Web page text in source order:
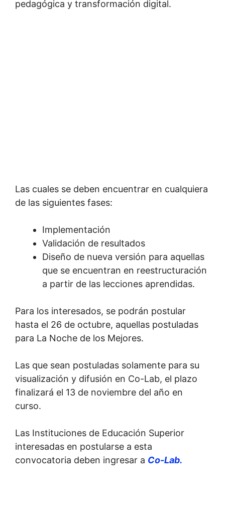
pedagógica y transformación digital.
Las cuales se deben encuentrar en cualquiera
de las siguientes fases:
Implementación
Validación de resultados
Diseño de nueva versión para aquellas
que se encuentran en reestructuración
a partir de las lecciones aprendidas.
Para los interesados, se podrán postular
hasta el 26 de octubre, aquellas postuladas
para La Noche de los Mejores.
Las que sean postuladas solamente para su
visualización y difusión en Co-Lab, el plazo
finalizará el 13 de noviembre del año en
curso.
Las Instituciones de Educación Superior
interesadas en postularse a esta
convocatoria deben ingresar a Co-Lab.